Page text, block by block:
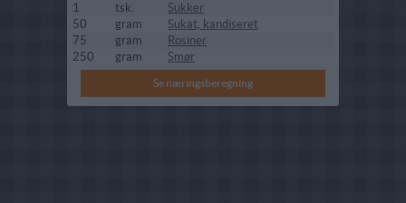
1
tsk.
Sukker
50
gram
Sukat, kandiseret
75
gram
Rosiner
250
gram Smør
Se næringsberegning